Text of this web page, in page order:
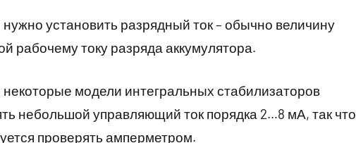
установить разрядный ток – обычно величину
рабочему току разряда аккумулятора.
некоторые модели интегральных стабилизаторов
небольшой управляющий ток порядка 2…8 мА, так что
проверять амперметром.